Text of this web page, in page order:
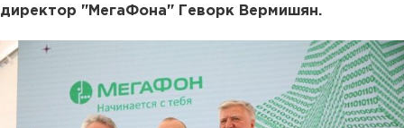
директор "МегаФона" Геворк Вермишян.